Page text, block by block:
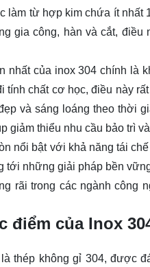
làm từ hợp kim chứa ít nhất
gia công, hàn và cắt,
nhất của inox 304 chính là
tính chất cơ học, điều này
và sáng loáng theo thời
giảm thiểu nhu cầu bảo trì
nổi bật với khả năng tái
tới những giải pháp bền
rãi trong các ngành công
điểm của Inox
thép không gỉ 304, được